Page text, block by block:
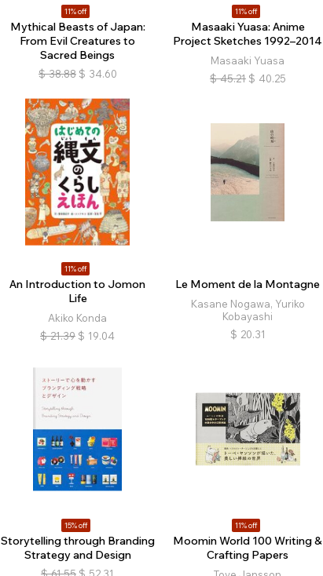
11% off
Mythical Beasts of Japan:
From Evil Creatures to
Sacred Beings
$ 38.88 $ 34.60
11% off
Masaaki Yuasa: Anime
Project Sketches 1992–2014
Masaaki Yuasa
$ 45.21 $ 40.25
11% off
An Introduction to Jomon
Life
Akiko Konda
$ 21.39 $ 19.04
Le Moment de la Montagne
Kasane Nogawa, Yuriko
Kobayashi
$ 20.31
15% off
Storytelling through Branding
Strategy and Design
11% off
Moomin World 100 Writing &
Crafting Papers